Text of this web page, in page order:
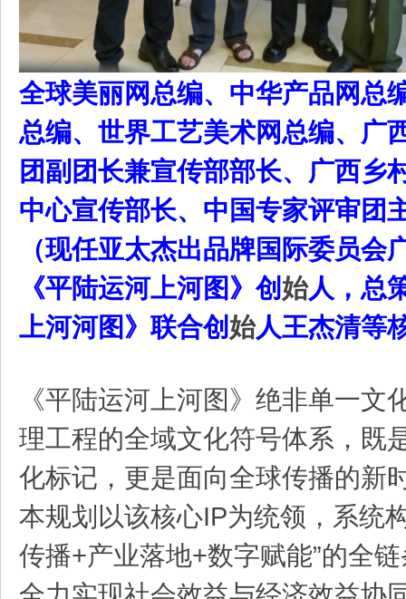
全球美丽网总编、中华产品网总
总编、世界工艺美术网总编、广
团副团长兼宣传部部长、广西乡
中心宣传部长、中国专家评审团
（现任亚太杰出品牌国际委员会
《平陆运河上河图》创 始人，总
上河河图》联合创 始人王杰清等
《平陆运河上河图》绝非单一文
理工程的全域文化符号体系，既
化标记，更是面向全球传播的新
本规划以该核心IP为统领，系统
传播+产业落地+数字赋能”的全